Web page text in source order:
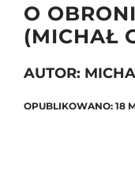
O
(MICHAŁ
AUTOR:
OPUBLIKOWANO: 18